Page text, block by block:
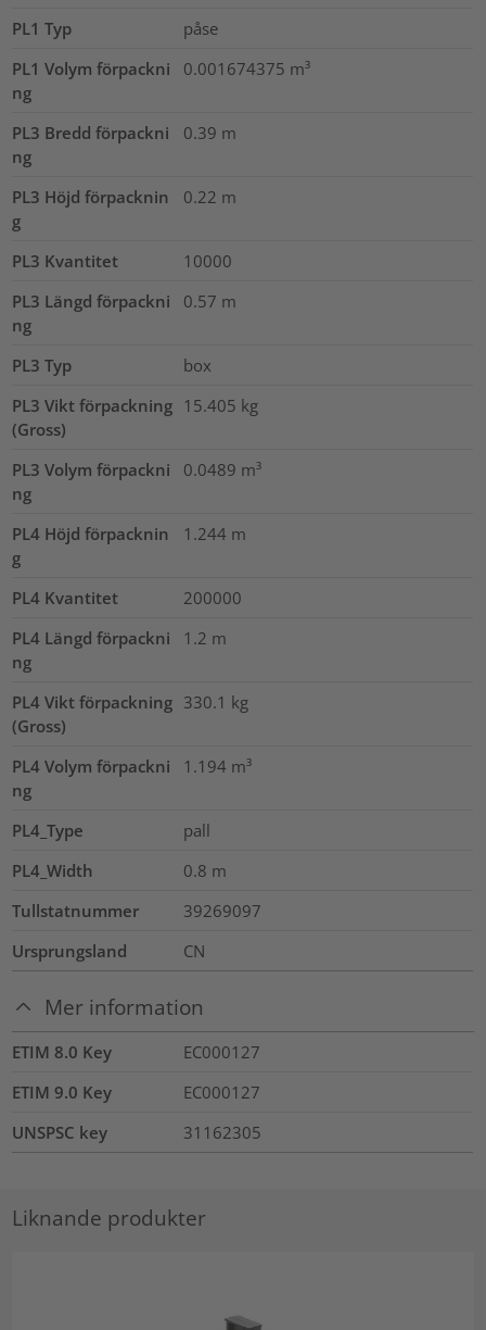
PL1 Typ
påse
PL1 Volym förpackni
ng
0.001674375 m³
PL3 Bredd förpackni
ng
0.39 m
PL3 Höjd förpacknin
g
0.22 m
PL3 Kvantitet
10000
PL3 Längd förpackni
ng
0.57 m
PL3 Typ
box
PL3 Vikt förpackning
(Gross)
15.405 kg
PL3 Volym förpackni
ng
0.0489 m³
PL4 Höjd förpacknin
g
1.244 m
PL4 Kvantitet
200000
PL4 Längd förpackni
ng
1.2 m
PL4 Vikt förpackning
(Gross)
330.1 kg
PL4 Volym förpackni
ng
1.194 m³
PL4_Type
pall
PL4_Width
0.8 m
Tullstatnummer
39269097
Ursprungsland
CN
Mer information
ETIM 8.0 Key
EC000127
ETIM 9.0 Key
EC000127
UNSPSC key
31162305
Liknande produkter